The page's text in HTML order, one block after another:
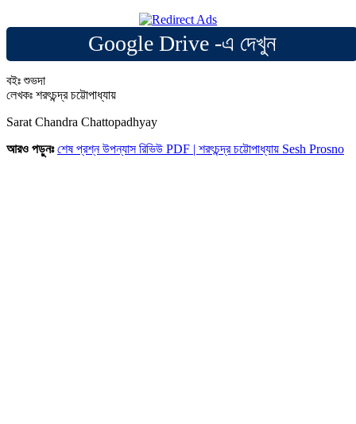
Google Drive -এ দেখুন
বইঃ শুভদা
লেখকঃ শরৎচন্দ্র চট্টোপাধ্যায়
Sarat Chandra Chattopadhyay
আরও পড়ুনঃশেষ প্রশ্ন উপন্যাস রিভিউ PDF | শরৎচন্দ্র চট্টোপাধ্যায় Sesh Prosno